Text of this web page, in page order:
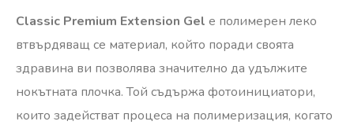
Classic Premium Extension Gel е полимерен леко
втвърдяващ се материал, който поради своята
здравина ви позволява значително да удължите
нокътната плочка. Той съдържа фотоинициатори,
които задействат процеса на полимеризация, когато